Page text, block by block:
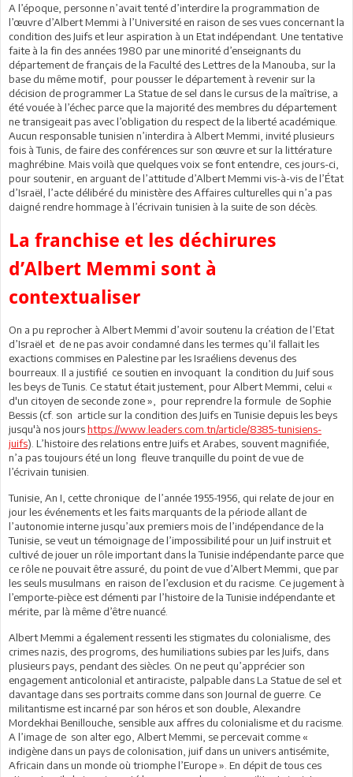
A l’époque, personne n’avait tenté d’interdire la programmation de
l’œuvre d’Albert Memmi à l’Université en raison de ses vues concernant la
condition des Juifs et leur aspiration à un Etat indépendant. Une tentative
faite à la fin des années 1980 par une minorité d’enseignants du
département de français de la Faculté des Lettres de la Manouba, sur la
base du même motif, pour pousser le département à revenir sur la
décision de programmer La Statue de sel dans le cursus de la maîtrise, a
été vouée à l’échec parce que la majorité des membres du département
ne transigeait pas avec l’obligation du respect de la liberté académique.
Aucun responsable tunisien n’interdira à Albert Memmi, invité plusieurs
fois à Tunis, de faire des conférences sur son œuvre et sur la littérature
maghrébine. Mais voilà que quelques voix se font entendre, ces jours-ci,
pour soutenir, en arguant de l’attitude d’Albert Memmi vis-à-vis de l’État
d’Israël, l’acte délibéré du ministère des Affaires culturelles qui n’a pas
daigné rendre hommage à l’écrivain tunisien à la suite de son décès.
La franchise et les déchirures
d’Albert Memmi sont à
contextualiser
On a pu reprocher à Albert Memmi d’avoir soutenu la création de l’Etat
d’Israël et de ne pas avoir condamné dans les termes qu’il fallait les
exactions commises en Palestine par les Israéliens devenus des
bourreaux. Il a justifié ce soutien en invoquant la condition du Juif sous
les beys de Tunis. Ce statut était justement, pour Albert Memmi, celui «
d'un citoyen de seconde zone », pour reprendre la formule de Sophie
Bessis (cf. son article sur la condition des Juifs en Tunisie depuis les beys
jusqu'à nos jourshttps://www.leaders.com.tn/article/8385-tunisiens-
juifs). L’histoire des relations entre Juifs et Arabes, souvent magnifiée,
n’a pas toujours été un long fleuve tranquille du point de vue de
l’écrivain tunisien.
Tunisie, An I, cette chronique de l’année 1955-1956, qui relate de jour en
jour les événements et les faits marquants de la période allant de
l’autonomie interne jusqu’aux premiers mois de l’indépendance de la
Tunisie, se veut un témoignage de l’impossibilité pour un Juif instruit et
cultivé de jouer un rôle important dans la Tunisie indépendante parce que
ce rôle ne pouvait être assuré, du point de vue d’Albert Memmi, que par
les seuls musulmans en raison de l’exclusion et du racisme. Ce jugement à
l’emporte-pièce est démenti par l’histoire de la Tunisie indépendante et
mérite, par là même d’être nuancé.
Albert Memmi a également ressenti les stigmates du colonialisme, des
crimes nazis, des progroms, des humiliations subies par les Juifs, dans
plusieurs pays, pendant des siècles. On ne peut qu’apprécier son
engagement anticolonial et antiraciste, palpable dans La Statue de sel et
davantage dans ses portraits comme dans son Journal de guerre. Ce
militantisme est incarné par son héros et son double, Alexandre
Mordekhai Benillouche, sensible aux affres du colonialisme et du racisme.
A l’image de son alter ego, Albert Memmi, se percevait comme «
indigène dans un pays de colonisation, juif dans un univers antisémite,
Africain dans un monde où triomphe l’Europe ». En dépit de tous ces